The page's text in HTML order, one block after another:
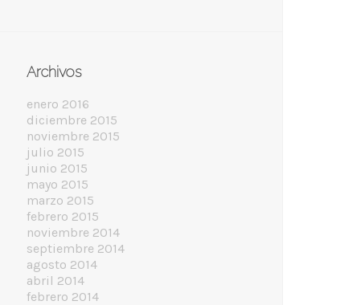
Archivos
enero 2016
diciembre 2015
noviembre 2015
julio 2015
junio 2015
mayo 2015
marzo 2015
febrero 2015
noviembre 2014
septiembre 2014
agosto 2014
abril 2014
febrero 2014